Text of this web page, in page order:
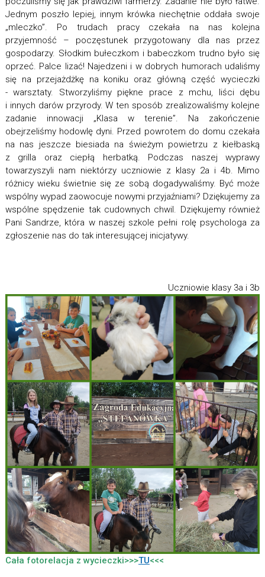
Jednym poszło lepiej, innym krówka niechętnie oddała swoje
„mleczko”. Po trudach pracy czekała na nas kolejna
przyjemność – poczęstunek przygotowany dla nas przez
gospodarzy. Słodkim bułeczkom i babeczkom trudno było się
oprzeć. Palce lizać! Najedzeni i w dobrych humorach udaliśmy
się na przejażdżkę na koniku oraz główną część wycieczki
- warsztaty. Stworzyliśmy piękne prace z mchu, liści dębu
i innych darów przyrody. W ten sposób zrealizowaliśmy kolejne
zadanie innowacji „Klasa w terenie”. Na zakończenie
obejrzeliśmy hodowlę dyni. Przed powrotem do domu czekała
na nas jeszcze biesiada na świeżym powietrzu z kiełbaską
z grilla oraz ciepłą herbatką. Podczas naszej wyprawy
towarzyszyli nam niektórzy uczniowie z klasy 2a i 4b. Mimo
różnicy wieku świetnie się ze sobą dogadywaliśmy. Być może
wspólny wypad zaowocuje nowymi przyjaźniami? Dziękujemy za
wspólne spędzenie tak cudownych chwil. Dziękujemy również
Pani Sandrze, która w naszej szkole pełni rolę psychologa za
zgłoszenie nas do tak interesującej inicjatywy.
Uczniowie klasy 3a i 3b
Cała fotorelacja z wycieczki>>>TU<<<